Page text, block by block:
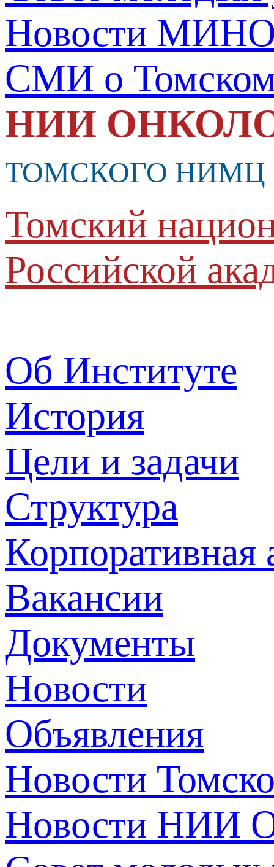
Новости
СМИ о
НИИ
ТОМСКОГО НИМЦ
Томский
Российской
Об Институте
История
Цели и задачи
Структура
Корпоративная
Вакансии
Документы
Новости
Объявления
Новости
Новости НИИ